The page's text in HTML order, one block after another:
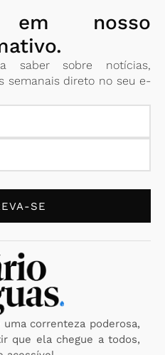
em nosso
saber sobre notícias,
semanais direto no seu e-
SE
correnteza poderosa,
que ela chegue a todos,